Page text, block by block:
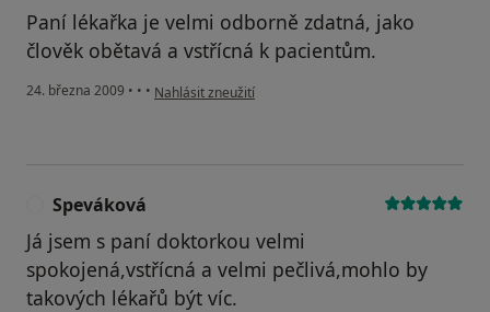
Paní lékařka je velmi odborně zdatná, jako
člověk obětavá a vstřícná k pacientům.
24. března 2009 • • • podle názoru uživatele miloslava mertova
Nahlásit zneužití
Speváková
Já jsem s paní doktorkou velmi
spokojená,vstřícná a velmi pečlivá,mohlo by
takových lékařů být víc.